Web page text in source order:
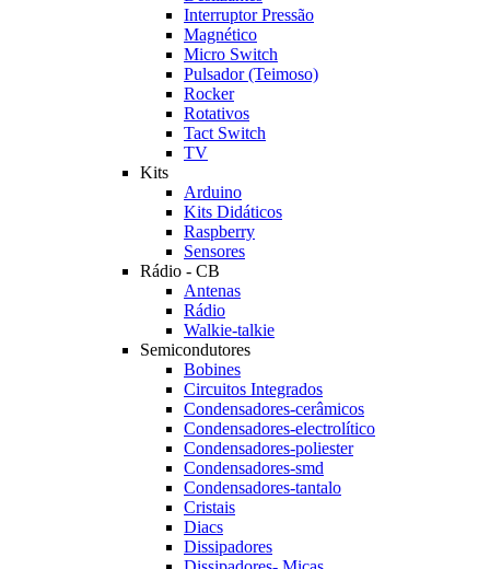
Interruptor Pressão
Magnético
Micro Switch
Pulsador (Teimoso)
Rocker
Rotativos
Tact Switch
TV
Kits
Arduino
Kits Didáticos
Raspberry
Sensores
Rádio - CB
Antenas
Rádio
Walkie-talkie
Semicondutores
Bobines
Circuitos Integrados
Condensadores-cerâmicos
Condensadores-electrolítico
Condensadores-poliester
Condensadores-smd
Condensadores-tantalo
Cristais
Diacs
Dissipadores